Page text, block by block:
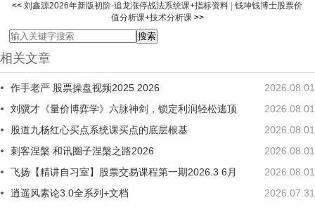
<<刘鑫源2026年新版初阶-追龙涨停战法系统课+指标资料 |钱坤钱博士股票价
值分析课+技术分析课>>
相关文章
2026.08.01
作手老严 股票操盘视频2025 2026
2026.08.01
刘骥才《量价博弈学》六脉神剑，锁定利润轻松逃顶
2026.08.01
股道九杨红心买点系统课买点的底层根基
2026.08.01
刺客涅槃 和讯圈子涅槃之路2026
2026.08.01
飞扬【精讲自习室】股票交易课程第一期2026.3 6月
2026.07.31
逍遥风素论3.0全系列+文档